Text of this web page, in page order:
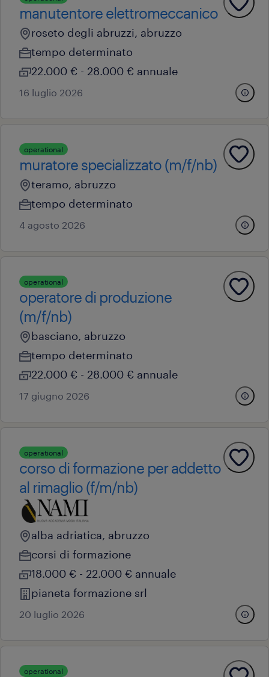
manutentore elettromeccanico
roseto degli abruzzi, abruzzo
tempo determinato
22.000 € - 28.000 € annuale
16 luglio 2026
operational
muratore specializzato (m/f/nb)
teramo, abruzzo
tempo determinato
4 agosto 2026
operational
operatore di produzione
(m/f/nb)
basciano, abruzzo
tempo determinato
22.000 € - 28.000 € annuale
17 giugno 2026
operational
corso di formazione per addetto
al rimaglio (f/m/nb)
alba adriatica, abruzzo
corsi di formazione
18.000 € - 22.000 € annuale
pianeta formazione srl
20 luglio 2026
operational